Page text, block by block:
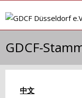
Inhalt
GDCF-
中文